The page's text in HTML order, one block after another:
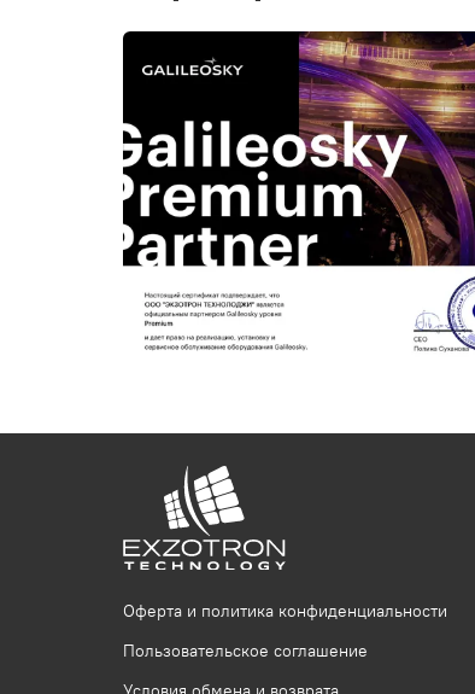
Оферта и политика конфиденциальности
Пользовательское соглашение